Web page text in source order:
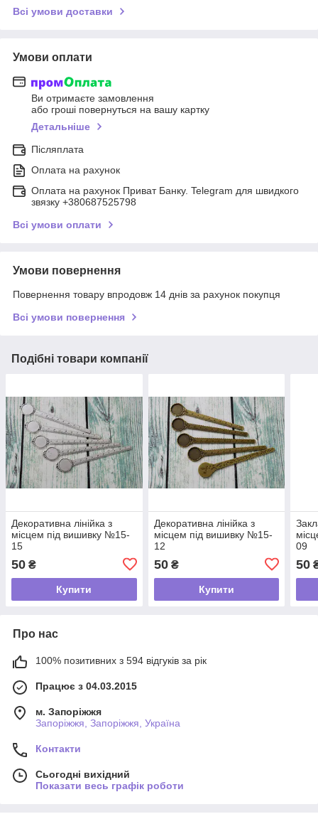
Всі умови доставки
Умови оплати
Ви отримаєте замовлення
або гроші повернуться на вашу картку
Детальніше
Післяплата
Оплата на рахунок
Оплата на рахунок Приват Банку. Telegram для швидкого
звязку +380687525798
Всі умови оплати
Умови повернення
Повернення товару впродовж 14 днів за рахунок покупця
Всі умови повернення
Подібні товари компанії
Декоративна лінійка з
місцем під вишивку №15-
15
50 ₴
Купити
Декоративна лінійка з
місцем під вишивку №15-
12
50₴
Купити
09
50
Про нас
100% позитивних з 594 відгуків за рік
Працює з 04.03.2015
м. Запоріжжя
Запоріжжя, Запоріжжя, Україна
Контакти
Сьогодні вихідний
Показати весь графік роботи